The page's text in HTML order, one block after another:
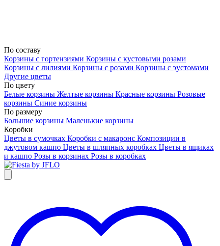
По составу
Корзины с гортензиями Корзины с кустовыми розами
Корзины с лилиями Корзины с розами Корзины с эустомами
Другие цветы
По цвету
Белые корзины Желтые корзины Красные корзины Розовые
корзины Синие корзины
По размеру
Большие корзины Маленькие корзины
Коробки
Цветы в сумочках Коробки с макаронс Композиции в
джутовом кашпо Цветы в шляпных коробках Цветы в ящиках
и кашпо Розы в корзинах Розы в коробках